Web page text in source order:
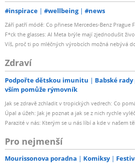
#inspirace #wellbeing #news
Září patří módě: Co přinese Mercedes-Benz Prague
F*ck the glasses: AI Meta brýle mají zjednodušit
Víš, proč ti po mléčných výrobcích možná nebývá
Zdraví
Podpořte dětskou imunitu Babské
vším pomůže rýmovník
Jak se zdravě zchladit v tropických vedrech: Co
Úpal a úžeh: Jak je poznat a jak se z nich rychle
Parazité v nás: Kterým se u nás líbí a kde v našem
Pro nejmenší
Mourissonova poradna Komiksy